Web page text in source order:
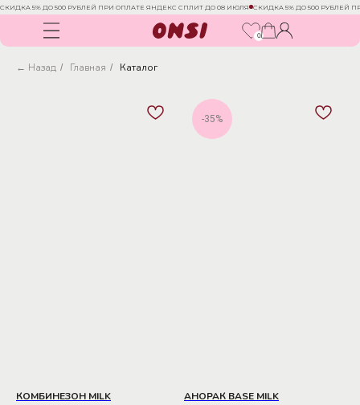
СКИДКА 5% ДО 500 РУБЛЕЙ ПРИ ОПЛАТЕ ЯНДЕКС СПЛИТ ДО 08 ИЮЛЯ СКИДКА 5% ДО 500 РУБЛЕЙ
0
← Назад / Главная / Каталог
КОМБИНЕЗОН MILK
-35%
АНОРАК BASE MILK